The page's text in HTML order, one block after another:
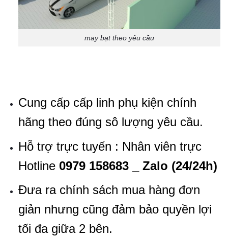
may bạt theo yêu cầu
Cung cấp cấp linh phụ kiện chính
hãng theo đúng sô lượng yêu cầu.
Hỗ trợ trực tuyến : Nhân viên trực
Hotline 0979 158683 _ Zalo (24/24h)
Đưa ra chính sách mua hàng đơn
giản nhưng cũng đảm bảo quyền lợi
tối đa giữa 2 bên.